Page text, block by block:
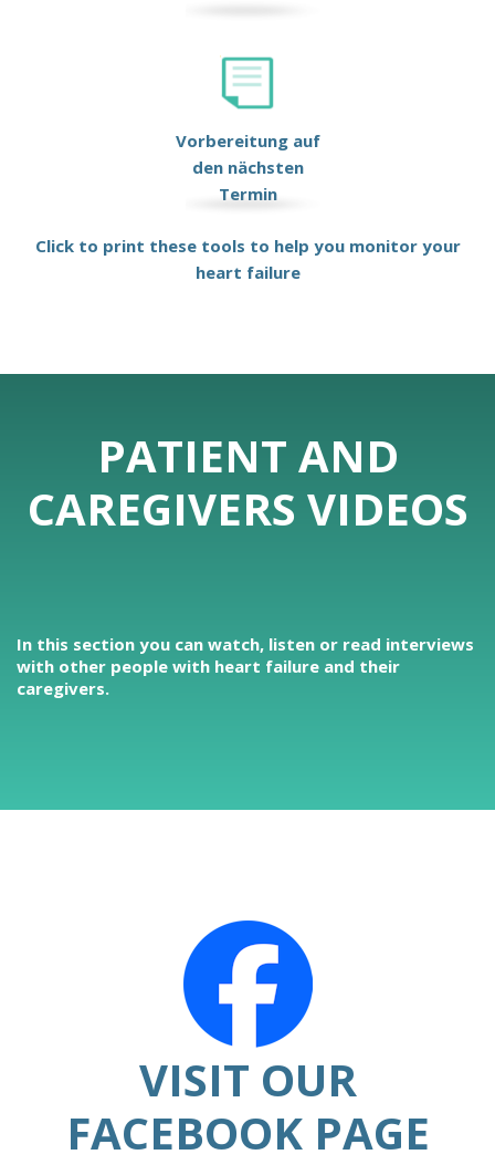
Vorbereitung auf
den nächsten
Termin
Click to print these tools to help you monitor your
heart failure
PATIENT AND
CAREGIVERS VIDEOS
In this section you can watch, listen or read interviews
with other people with heart failure and their
caregivers.
VISIT OUR
FACEBOOK PAGE